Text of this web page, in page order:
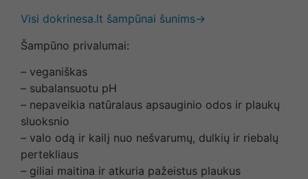
Visi dokrinesa.lt šampūnai šunims→
Šampūno privalumai:
– veganiškas
– subalansuotu pH
– nepaveikia natūralaus apsauginio odos ir plaukų
sluoksnio
– valo odą ir kailį nuo nešvarumų, dulkių ir riebalų
pertekliaus
– giliai maitina ir atkuria pažeistus plaukus